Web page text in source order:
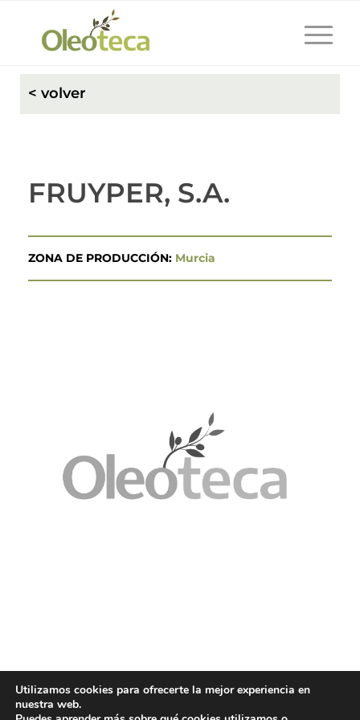
< volver
FRUYPER, S.A.
ZONA DE PRODUCCIÓN: Murcia
Utilizamos cookies para ofrecerte la mejor experiencia en
nuestra web.